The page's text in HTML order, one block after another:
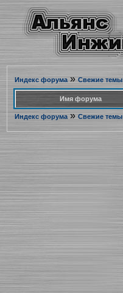
Индекс форума» Свежие темы
Имя форума
Индекс форума » Свежие темы